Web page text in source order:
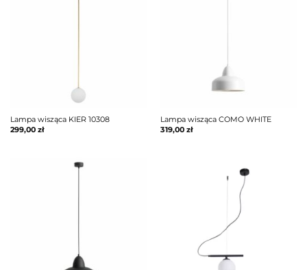
Lampa wisząca KIER 10308
299,00 zł
Lampa wisząca COMO WHITE
319,00 zł